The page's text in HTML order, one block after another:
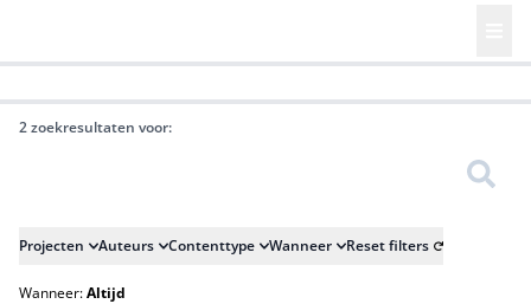
2 zoekresultaten voor:
Projecten Auteurs Contenttype Wanneer Reset filters
Wanneer:Altijd